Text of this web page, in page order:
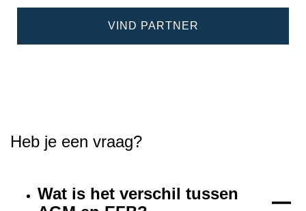
VIND PARTNER
Heb je een vraag?
Wat is het verschil tussen